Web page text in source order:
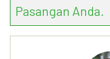
An
Pasangan Anda.